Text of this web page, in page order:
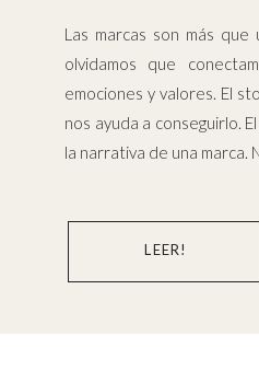
Las marcas son más
olvidamos que
emociones y valores. El
nos ayuda a conseguirlo.
la narrativa de una marca.
LEER!